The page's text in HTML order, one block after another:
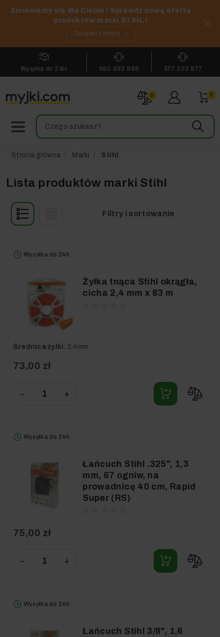
Zmieniamy się dla Ciebie ! Sprawdź nową ofertę
produktów marki STIHL !
Sprawdź ofertę
Wysyłka do 24H 690 933 888 577 303 877
0 0
Strona główna Marki Stihl
Lista produktów marki Stihl
Filtry i sortowanie
Wysyłka do 24h
Żyłka tnąca Stihl okrągła,
cicha 2,4 mm x 83 m
Średnica żyłki: 2,4mm
73,00 zł
− +
Wysyłka do 24h
Łańcuch Stihl .325", 1,3
mm, 67 ogniw, na
prowadnicę 40 cm, Rapid
Super (RS)
75,00 zł
− +
Wysyłka do 24h
Łańcuch Stihl 3/8", 1,6